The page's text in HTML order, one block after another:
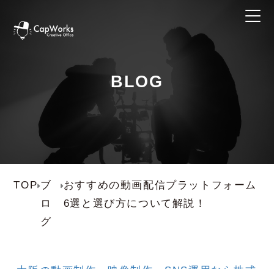
BLOG
TOP ブ
ロ
グ
おすすめの動画配信プラットフォーム
6選と選び方について解説！